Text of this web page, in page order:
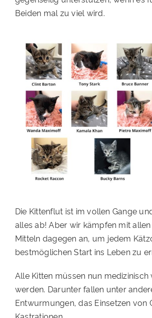
Beiden mal zu viel wird.
Die Kittenflut ist im vollen Gange
alles ab! Aber wir kämpfen mit
Mitteln dagegen an, um jedem
bestmöglichen Start ins Leben zu
Alle Kitten müssen nun
werden. Darunter fallen unter
Entwurmungen, das Einsetzen von